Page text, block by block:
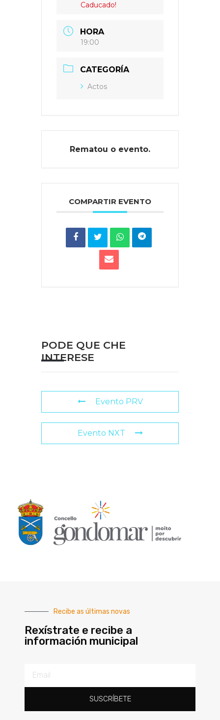
Caducado!
HORA
19:00
CATEGORÍA
Actos
Rematou o evento.
COMPARTIR EVENTO
PODE QUE CHE
INTERESE
Evento PRV
Evento NXT
Recibe as últimas novas
Rexístrate e recibe a
información municipal
SUSCRÍBETE